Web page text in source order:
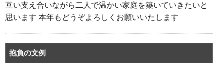
互い支え合いながら二人で温かい家庭を築いていきたいと
思います 本年もどうぞよろしくお願いいたします
抱負の文例